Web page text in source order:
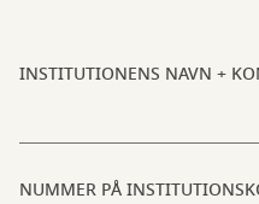
INSTITUTIONENS NAVN +
NUMMER PÅ